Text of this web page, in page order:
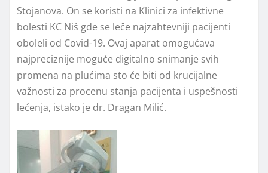
Stojanova. On se koristi na Klinici za infektivne
bolesti KC Niš gde se leče najzahtevniji pacijenti
oboleli od Covid-19. Ovaj aparat omogućava
najpreciznije moguće digitalno snimanje svih
promena na plućima sto će biti od krucijalne
važnosti za procenu stanja pacijenta i uspešnosti
lećenja, istako je dr. Dragan Milić.